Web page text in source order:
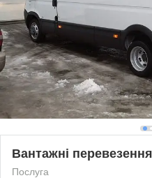
Вантажні
Послуга